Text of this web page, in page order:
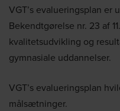
VGT’s evalueringsplan er
Bekendtgørelse nr. 23 af
kvalitetsudvikling og
gymnasiale uddannelser.
VGT’s evalueringsplan
målsætninger.